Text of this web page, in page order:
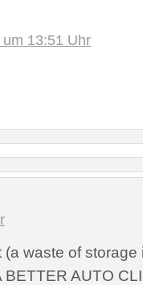
13:51 Uhr
(a waste of
AUTO